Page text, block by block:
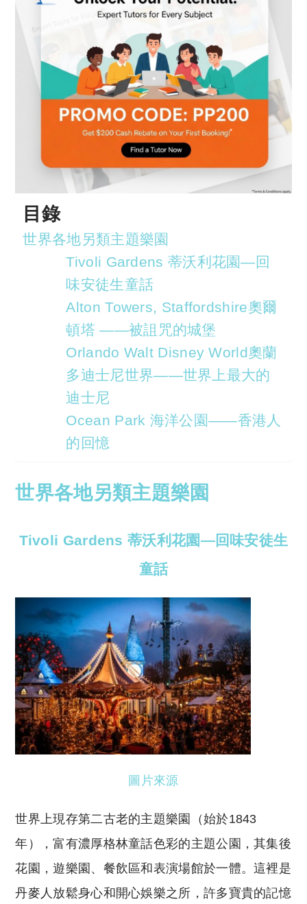
目錄
世界各地另類主題樂園
Tivoli Gardens 蒂沃利花園—回
味安徒生童話
Alton Towers, Staffordshire奧爾
頓塔 ——被詛咒的城堡
Orlando Walt Disney World奧蘭
多迪士尼世界——世界上最大的
迪士尼
Ocean Park 海洋公園——香港人
的回憶
世界各地另類主題樂園
Tivoli Gardens 蒂沃利花園—回味安徒生
童話
圖片來源
世界上現存第二古老的主題樂園（始於1843
年），富有濃厚格林童話色彩的主題公園，其集後
花園，遊樂園、餐飲區和表演場館於一體。這裡是
丹麥人放鬆身心和開心娛樂之所，許多寶貴的記憶